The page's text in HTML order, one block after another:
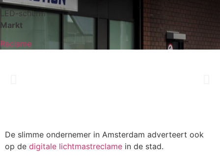
LED-scherm
Markt
Reclame
De slimme ondernemer in Amsterdam adverteert ook
op de digitale lichtmastreclame in de stad.